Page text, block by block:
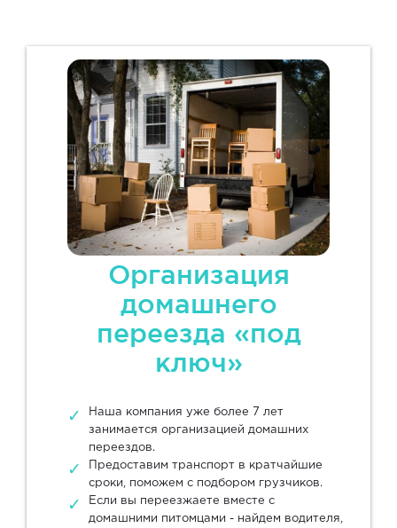
Организация
домашнего
переезда «под
ключ»
Наша компания уже более 7 лет
занимается организацией домашних
переездов.
Предоставим транспорт в кратчайшие
сроки, поможем с подбором грузчиков.
Если вы переезжаете вместе с
домашними питомцами - найдем водителя,